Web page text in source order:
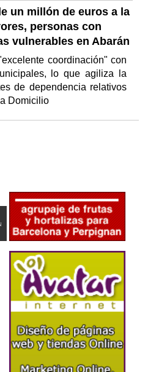
un millón de euros a la
personas con
vulnerables en Abarán
coordinación" con
lo que agiliza la
de dependencia relativos
Domicilio